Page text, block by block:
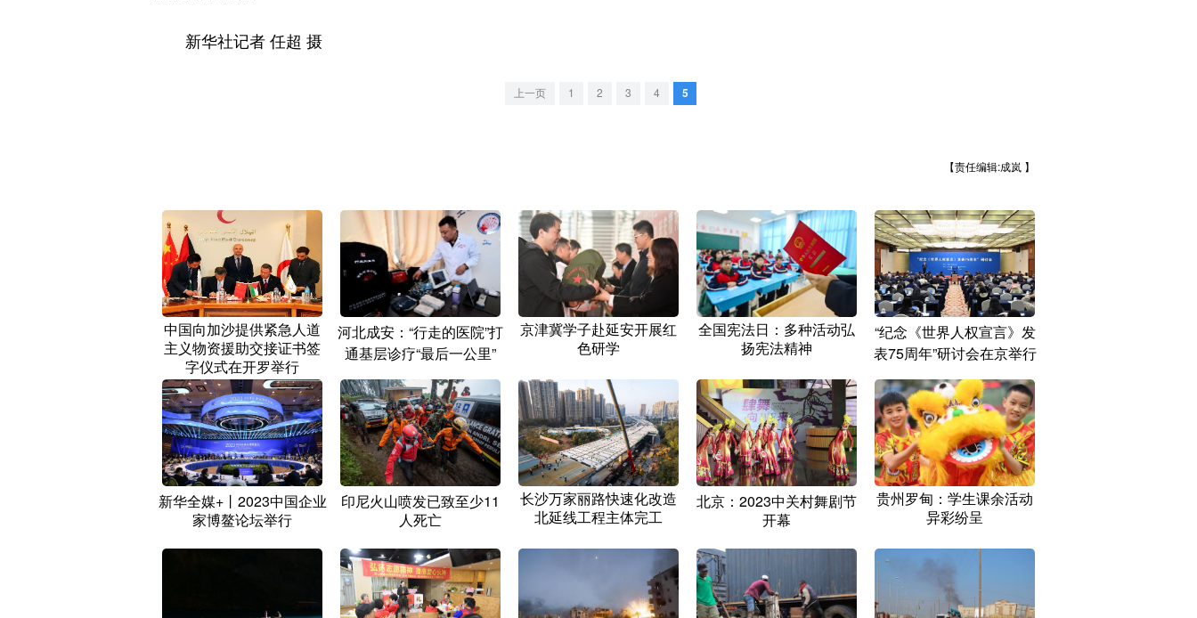
新华社记者 任超 摄
上一页 1 2 3 4 5
【责任编辑:成岚 】
中国向加沙提供紧急人道
主义物资援助交接证书签
字仪式在开罗举行
河北成安：“行走的医院”打
通基层诊疗“最后一公里”
京津冀学子赴延安开展红
色研学
全国宪法日：多种活动弘
扬宪法精神
“纪念《世界人权宣言》发
表75周年”研讨会在京举行
新华全媒+丨2023中国企业
家博鳌论坛举行
印尼火山喷发已致至少11
人死亡
长沙万家丽路快速化改造
北延线工程主体完工
北京：2023中关村舞剧节
开幕
贵州罗甸：学生课余活动
异彩纷呈